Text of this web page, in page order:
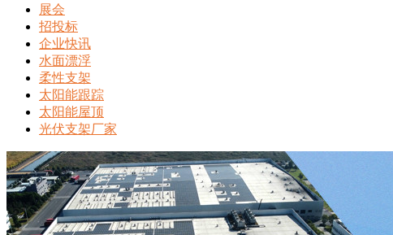
展会
招投标
企业快讯
水面漂浮
柔性支架
太阳能跟踪
太阳能屋顶
光伏支架厂家